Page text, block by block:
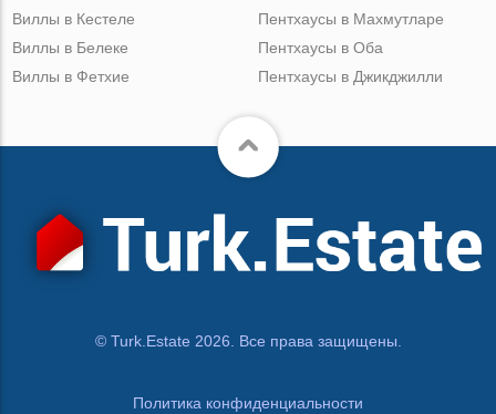
Виллы в Кестеле
Виллы в Белеке
Виллы в Фетхие
Пентхаусы в Махмутларе
Пентхаусы в Оба
Пентхаусы в Джикджилли
© Turk.Estate 2026. Все права защищены.
Политика конфиденциальности